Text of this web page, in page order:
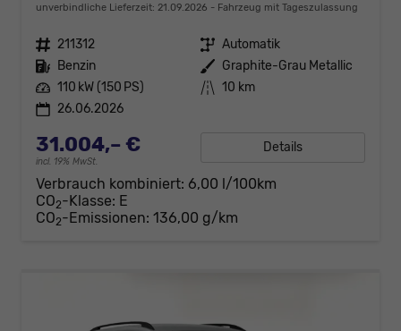
unverbindliche Lieferzeit: 21.09.2026 Fahrzeug mit Tageszulassung
Fahrzeugnr. 211312 Getriebe Automatik
Kraftstoff Benzin Außenfarbe Graphite-Grau Metallic
Leistung 110 kW (150 PS) Kilometerstand 10 km
26.06.2026
31.004,– €
incl. 19% MwSt.
Details
Verbrauch kombiniert: 6,00 l/100km
CO2-Klasse: E
CO2-Emissionen: 136,00 g/km